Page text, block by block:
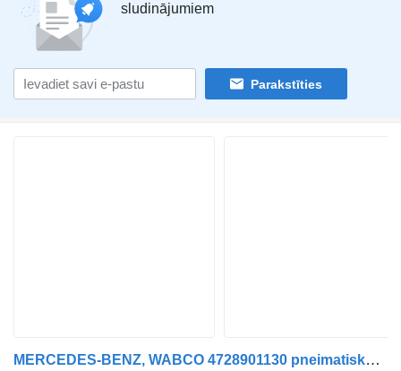
sludinājumiem
Parakstīties
MERCEDES-BENZ, WABCO 4728901130 pneimatiskais vārsts paredzēts Mercedes-Benz Antos, Arocs, Actros MP4 (2012-) kravas automašīnas